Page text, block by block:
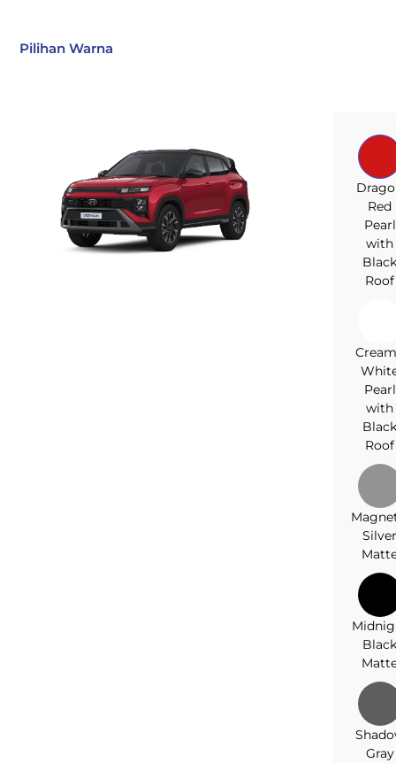
Pilihan Warna
Red
Pearl
with
Roof
Pearl
with
Roof
Gray